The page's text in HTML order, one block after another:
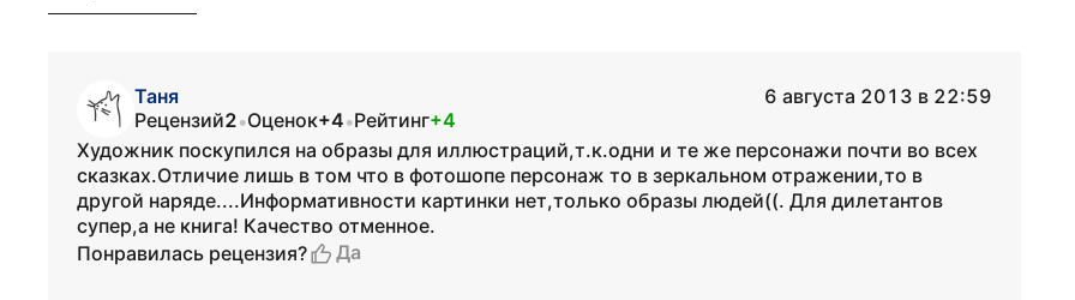
Таня
6 августа 2013 в 22:59
Рецензий2•Оценок+4•Рейтинг+4
Художник поскупился на образы для иллюстраций,т.к.одни и те же персонажи почти во всех
сказках.Отличие лишь в том что в фотошопе персонаж то в зеркальном отражении,то в
другой наряде....Информативности картинки нет,только образы людей((. Для дилетантов
супер,а не книга! Качество отменное.
Понравилась рецензия?
Да